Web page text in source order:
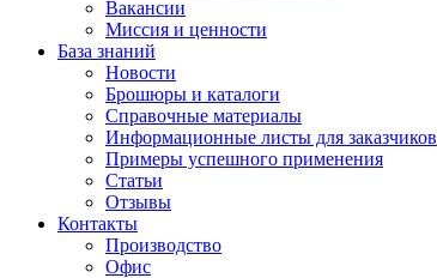
Вакансии
Миссия и ценности
База знаний
Новости
Брошюры и каталоги
Справочные материалы
Информационные листы для заказчиков
Примеры успешного применения
Статьи
Отзывы
Контакты
Производство
Офис